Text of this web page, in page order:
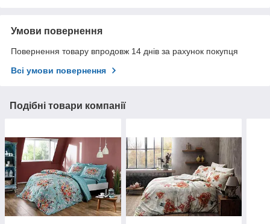
Умови повернення
Повернення товару впродовж 14 днів за рахунок покупця
Всі умови повернення
Подібні товари компанії